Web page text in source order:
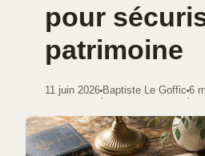
pour
patrimoine
11 juin 2026
·
Baptiste Le Goffic
·
6